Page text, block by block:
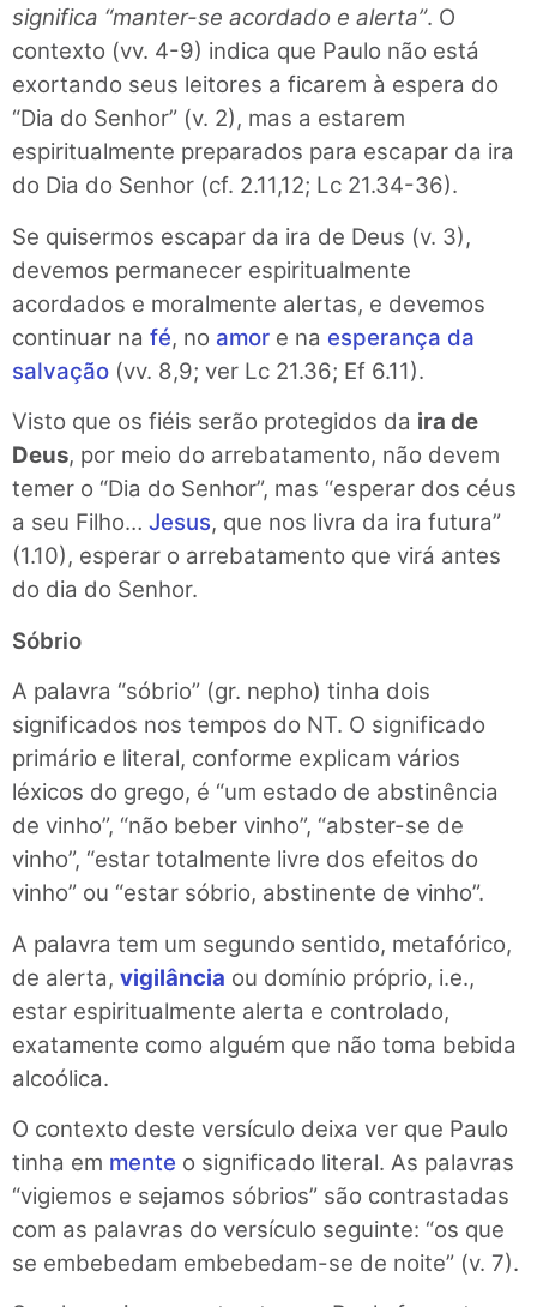
significa “manter-se acordado e alerta”. O
contexto (vv. 4-9) indica que Paulo não está
exortando seus leitores a ficarem à espera do
“Dia do Senhor” (v. 2), mas a estarem
espiritualmente preparados para escapar da ira
do Dia do Senhor (cf. 2.11,12; Lc 21.34-36).
Se quisermos escapar da ira de Deus (v. 3),
devemos permanecer espiritualmente
acordados e moralmente alertas, e devemos
continuar na fé, no amor e na esperança da
salvação (vv. 8,9; ver Lc 21.36; Ef 6.11).
Visto que os fiéis serão protegidos da ira de
Deus, por meio do arrebatamento, não devem
temer o “Dia do Senhor”, mas “esperar dos céus
a seu Filho… Jesus, que nos livra da ira futura”
(1.10), esperar o arrebatamento que virá antes
do dia do Senhor.
Sóbrio
A palavra “sóbrio” (gr. nepho) tinha dois
significados nos tempos do NT. O significado
primário e literal, conforme explicam vários
léxicos do grego, é “um estado de abstinência
de vinho”, “não beber vinho”, “abster-se de
vinho”, “estar totalmente livre dos efeitos do
vinho” ou “estar sóbrio, abstinente de vinho”.
A palavra tem um segundo sentido, metafórico,
de alerta, vigilância ou domínio próprio, i.e.,
estar espiritualmente alerta e controlado,
exatamente como alguém que não toma bebida
alcoólica.
O contexto deste versículo deixa ver que Paulo
tinha em mente o significado literal. As palavras
“vigiemos e sejamos sóbrios” são contrastadas
com as palavras do versículo seguinte: “os que
se embebedam embebedam-se de noite” (v. 7).